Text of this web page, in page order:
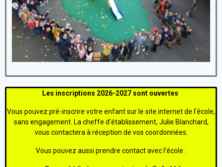
Les inscriptions 2026-2027 sont ouvertes
Vous pouvez pré-inscrire votre enfant sur le site internet de l’école,
sans engagement. La cheffe d’établissement, Julie Blanchard,
vous contactera à réception de vos coordonnées.
Vous pouvez aussi prendre contact avec l’école :